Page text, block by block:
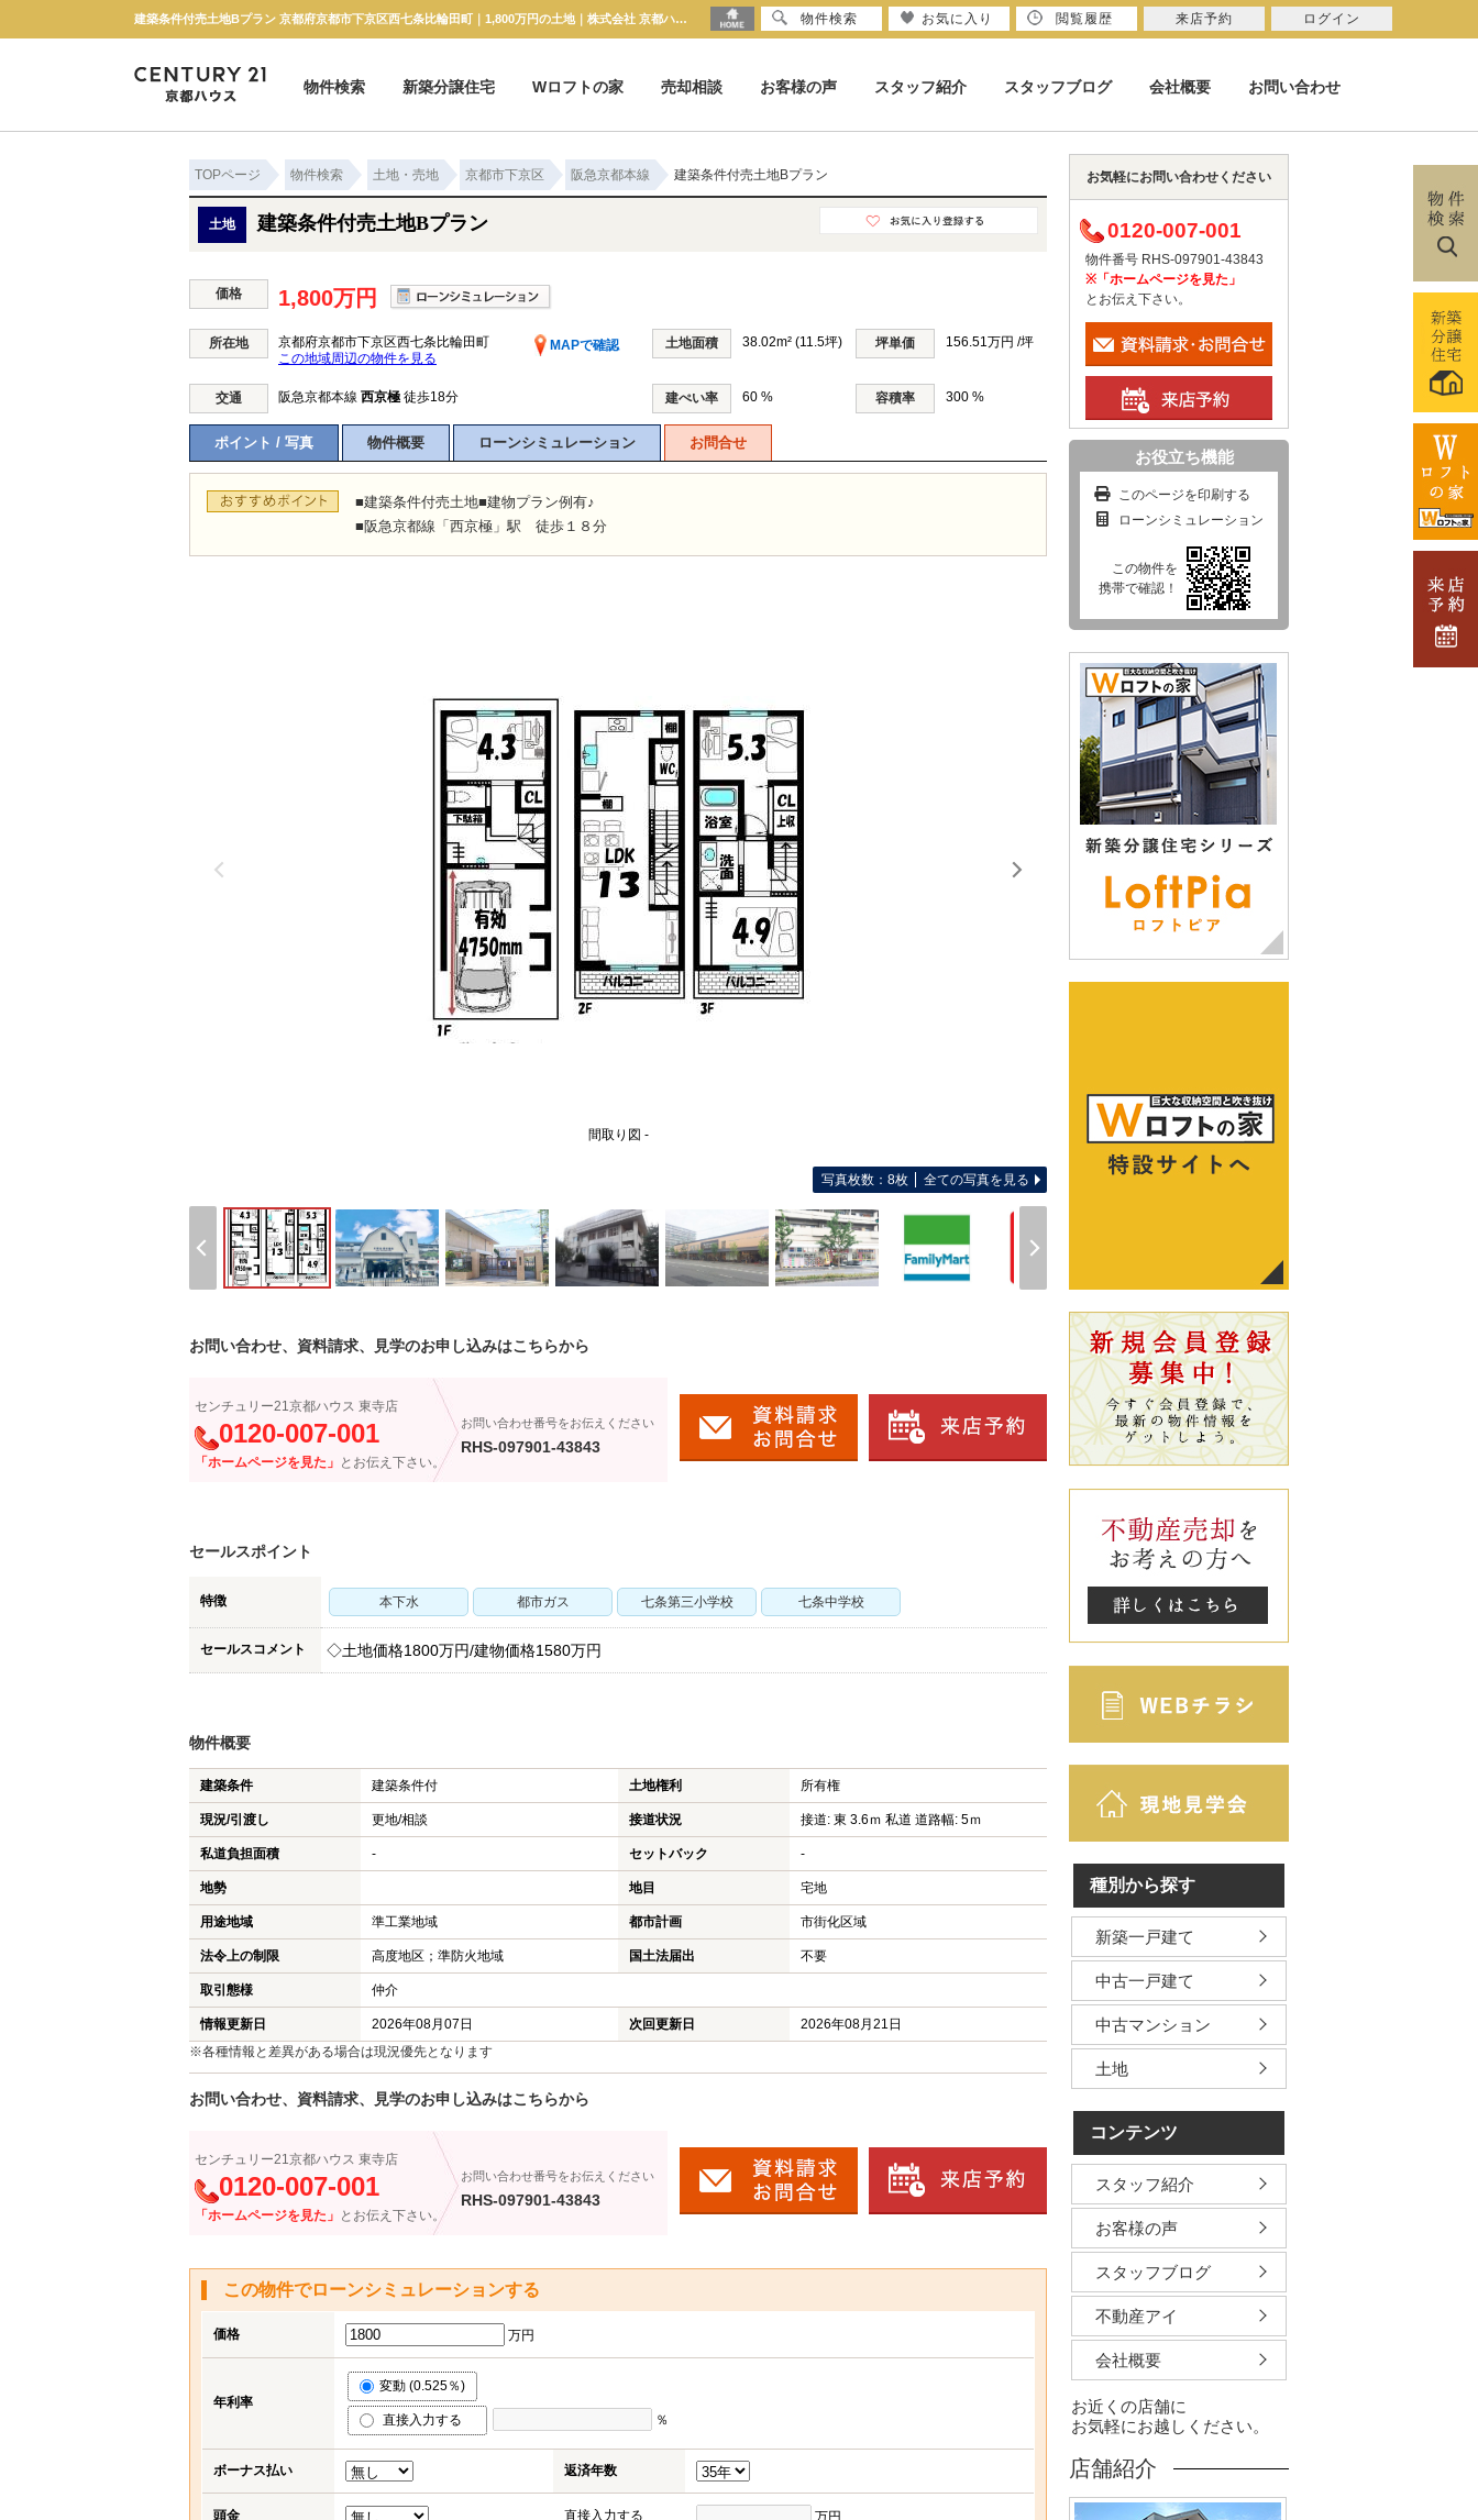
建築条件付売土地Bプラン 京都府京都市下京区西七条比輪田町｜1,800万円の土地｜株式会社 京都ハウス
物件検索
新築分譲住宅 Wロフトの家 売却相談 お客様の声 スタッフ紹介 スタッフブログ 会社概要 お問い合わせ
TOPページ 物件検索 土地・売地 京都市下京区 阪急京都本線 建築条件付売土地Bプラン
土地 建築条件付売土地Bプラン
価格 1,800万円
所在地 京都府京都市下京区西七条比輪田町
MAPで確認
この地域周辺の物件を見る
土地面積 38.02m² (11.5坪) 坪単価 156.51万円 /坪
交通 阪急京都本線 西京極 徒歩18分 建ぺい率 60 % 容積率 300 %
ポイント / 写真 物件概要 ローンシミュレーション お問合せ
■建築条件付売土地■建物プラン例有♪
■阪急京都線「西京極」駅 徒歩１８分
間取り図 -
写真枚数：8枚 全ての写真を見る
お問い合わせ、資料請求、見学のお申し込みはこちらから
センチュリー21京都ハウス 東寺店
0120-007-001
「ホームページを見た」 とお伝え下さい。
お問い合わせ番号をお伝えください
RHS-097901-43843
セールスポイント
特徴 本下水 都市ガス 七条第三小学校 七条中学校
セールスコメント ◇土地価格1800万円/建物価格1580万円
物件概要
建築条件 建築条件付 土地権利 所有権
現況/引渡し 更地/相談 接道状況 接道: 東 3.6ｍ 私道 道路幅: 5ｍ
私道負担面積 - セットバック -
地勢 地目 宅地
用途地域 準工業地域 都市計画 市街化区域
法令上の制限 高度地区；準防火地域 国土法届出 不要
取引態様 仲介
情報更新日 2026年08月07日 次回更新日
2026年08月21日
※各種情報と差異がある場合は現況優先となります
お問い合わせ、資料請求、見学のお申し込みはこちらから
センチュリー21京都ハウス 東寺店
0120-007-001
「ホームページを見た」 とお伝え下さい。
お問い合わせ番号をお伝えください
RHS-097901-43843
この物件でローンシミュレーションする
価格 万円
年利率
変動 (0.525％)
直接入力する ％
ボーナス払い 返済年数
頭金 直接入力する 万円
お気軽にお問い合わせください
0120-007-001
物件番号 RHS-097901-43843
※「ホームページを見た」
とお伝え下さい。
お役立ち機能
このページを印刷する
ローンシミュレーション
この物件を
携帯で確認！
種別から探す
新築一戸建て
中古一戸建て
中古マンション
土地
コンテンツ
スタッフ紹介
お客様の声
スタッフブログ
不動産アイ
会社概要
お近くの店舗に
お気軽にお越しください。
店舗紹介
物件検索 お気に入り 閲覧履歴 来店予約 ログイン